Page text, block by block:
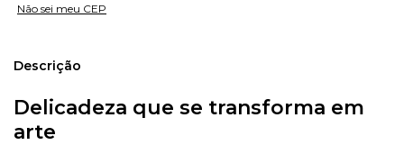
Não sei meu CEP
Descrição
Delicadeza que se transforma em
arte